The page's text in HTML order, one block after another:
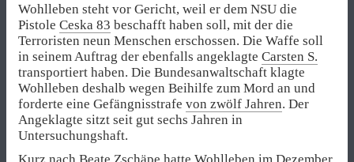
Wohlleben steht vor Gericht, weil er dem NSU die
Pistole Ceska 83 beschafft haben soll, mit der die
Terroristen neun Menschen erschossen. Die Waffe soll
in seinem Auftrag der ebenfalls angeklagte Carsten S.
transportiert haben. Die Bundesanwaltschaft klagte
Wohlleben deshalb wegen Beihilfe zum Mord an und
forderte eine Gefängnisstrafe von zwölf Jahren. Der
Angeklagte sitzt seit gut sechs Jahren in
Untersuchungshaft.